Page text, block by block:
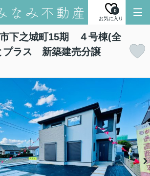
お気に入り
0
市下之城町15期 ４号棟(全
ラス 新築建売分譲